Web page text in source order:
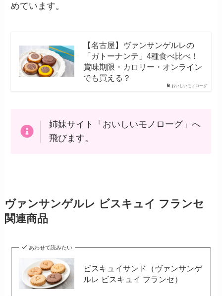
めています。
おいしいモノローグ
【名古屋】ヴァンサンゲルレの
「ガトーナンテ」4種食べ比べ！
賞味期限・カロリー・オンライン
でも買える？
姉妹サイト「おいしいモノローグ」へ
飛びます。
ヴァンサンゲルレ ビスキュイ フランセ
関連商品
あわせて読みたい
ビスキュイサンド（ヴァンサンゲ
ルレ ビスキュイ フランセ）